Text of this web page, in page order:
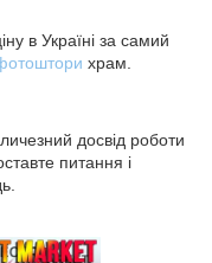
в Україні за самий
храм.
досвід роботи
питання і